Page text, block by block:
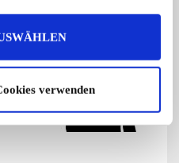
verwenden